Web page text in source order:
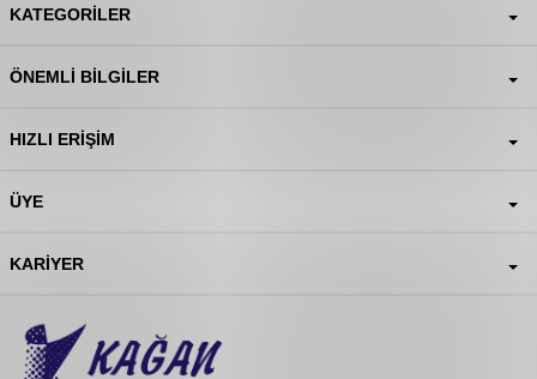
KATEGORILER
ÖNEMLI BILGILER
HIZLI ERIŞIM
ÜYE
KARIYER